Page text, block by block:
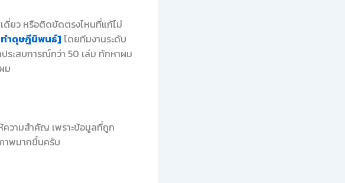
ดี่ยว หรือติดขัดตรงไหนที่แก้ไม่
ำดุษฎีนิพนธ์] โดยทีมงานระดับ
ระสบการณ์กว่า 50 เล่ม ทักหาผม
ม
วามสำคัญ เพราะข้อมูลที่ถูก
าพมากขึ้นครับ